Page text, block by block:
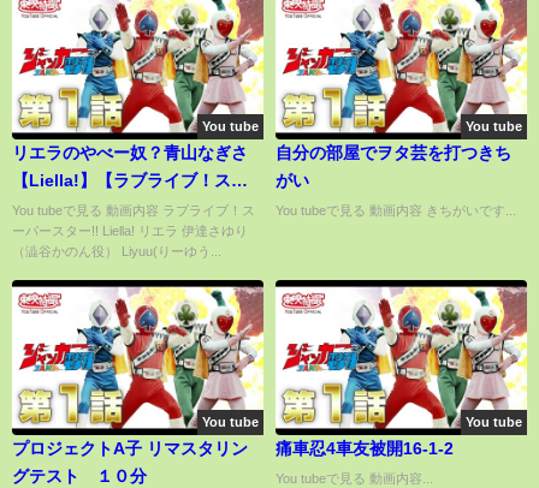
You tube
リエラのやべー奴？青山なぎさ
【Liella!】【ラブライブ！スー
パースター!!】
You tubeで見る 動画内容 ラブライブ！ス
ーパースター!! Liella! リエラ 伊達さゆり
（澁谷かのん役） Liyuu(りーゆう...
You tube
自分の部屋でヲタ芸を打つきち
がい
You tubeで見る 動画内容 きちがいです...
You tube
プロジェクトA子 リマスタリン
グテスト １０分
You tube
痛車忍4車友被開16-1-2
You tubeで見る 動画内容...